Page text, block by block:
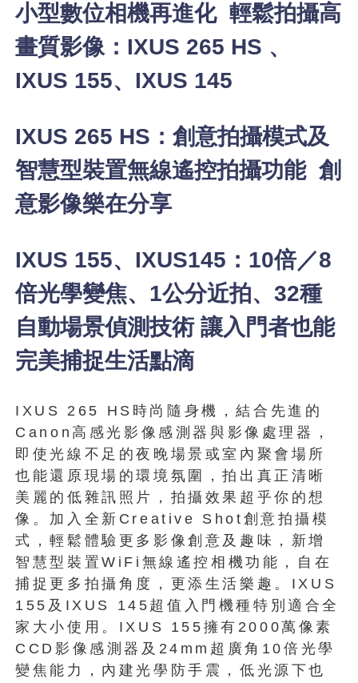
小型數位相機再進化 輕鬆拍攝高
畫質影像：IXUS 265 HS 、
IXUS 155、IXUS 145
IXUS 265 HS：創意拍攝模式及
智慧型裝置無線遙控拍攝功能 創
意影像樂在分享
IXUS 155、IXUS145：10倍／8
倍光學變焦、1公分近拍、32種
自動場景偵測技術 讓入門者也能
完美捕捉生活點滴
IXUS 265 HS時尚隨身機，結合先進的
Canon高感光影像感測器與影像處理器，
即使光線不足的夜晚場景或室內聚會場所
也能還原現場的環境氛圍，拍出真正清晰
美麗的低雜訊照片，拍攝效果超乎你的想
像。加入全新Creative Shot創意拍攝模
式，輕鬆體驗更多影像創意及趣味，新增
智慧型裝置WiFi無線遙控相機功能，自在
捕捉更多拍攝角度，更添生活樂趣。IXUS
155及IXUS 145超值入門機種特別適合全
家大小使用。IXUS 155擁有2000萬像素
CCD影像感測器及24mm超廣角10倍光學
變焦能力，內建光學防手震，低光源下也